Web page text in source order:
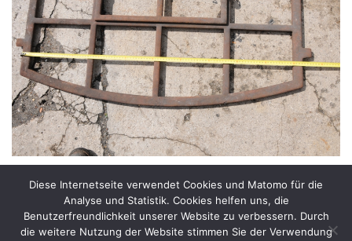
PREVIOUS IMAGE NEXT IMAGE
Diese Internetseite verwendet Cookies und Matomo für die
Analyse und Statistik. Cookies helfen uns, die
Benutzerfreundlichkeit unserer Website zu verbessern. Durch
die weitere Nutzung der Website stimmen Sie der Verwendung